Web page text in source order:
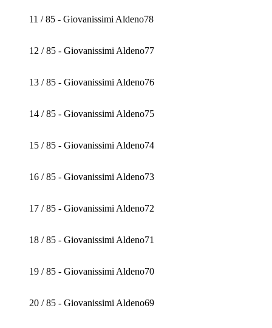
11 / 85 - Giovanissimi Aldeno78
12 / 85 - Giovanissimi Aldeno77
13 / 85 - Giovanissimi Aldeno76
14 / 85 - Giovanissimi Aldeno75
15 / 85 - Giovanissimi Aldeno74
16 / 85 - Giovanissimi Aldeno73
17 / 85 - Giovanissimi Aldeno72
18 / 85 - Giovanissimi Aldeno71
19 / 85 - Giovanissimi Aldeno70
20 / 85 - Giovanissimi Aldeno69